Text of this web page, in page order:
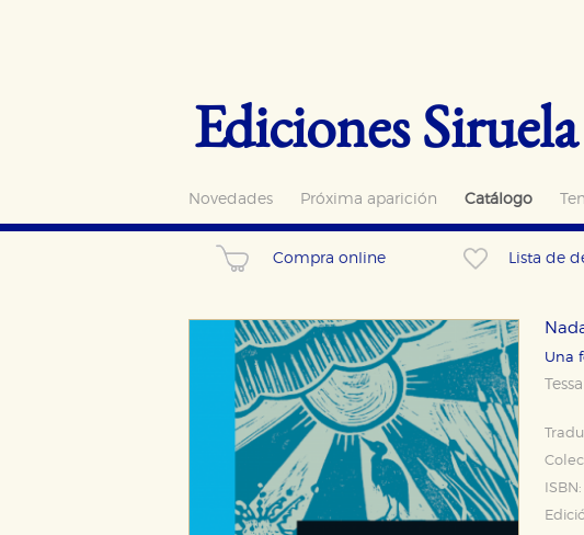
Ediciones Siruela
Novedades Próxima aparición Catálogo
Compra online Lista de
Una
ISBN: